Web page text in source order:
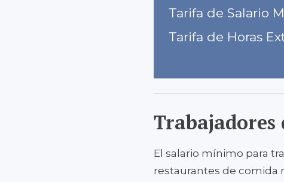
Tarifa de Salario
Tarifa de Horas
Trabajadores
El salario mínimo para
restaurantes de comida